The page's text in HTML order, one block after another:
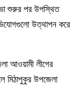
শুরুর পর উপস্থিত
উত্থাপন করে
আওয়ামী লীগের
মিঠাপুকুর উপজেলা